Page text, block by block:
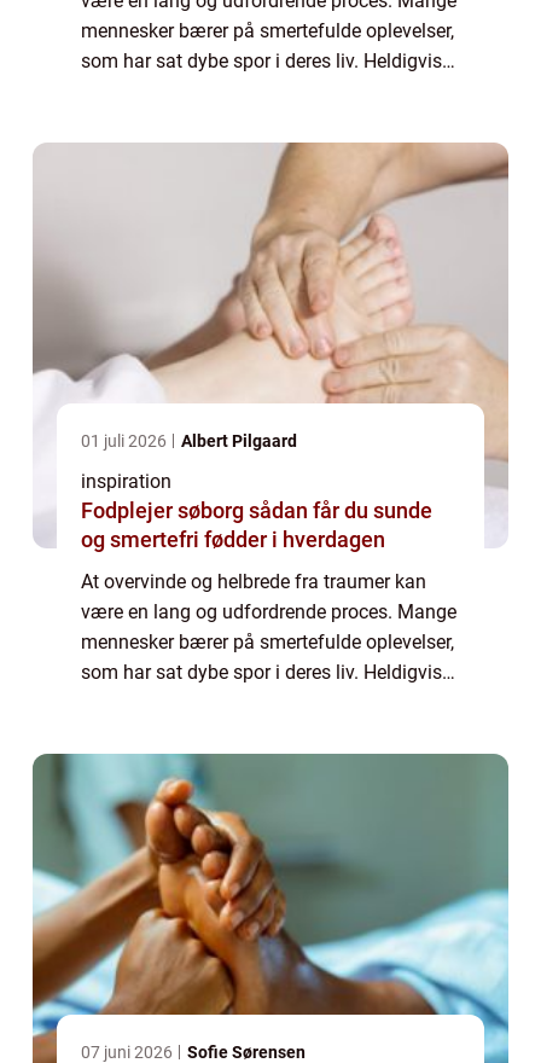
mennesker bærer på smertefulde oplevelser,
som har sat dybe spor i deres liv. Heldigvis
01 juli 2026 Albert Pilgaard
inspiration
Fodplejer søborg sådan får du sunde
og smertefri fødder i hverdagen
At overvinde og helbrede fra traumer kan
være en lang og udfordrende proces. Mange
mennesker bærer på smertefulde oplevelser,
som har sat dybe spor i deres liv. Heldigvis
07 juni 2026 Sofie Sørensen